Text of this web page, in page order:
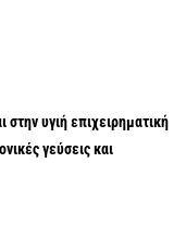
υγιή επιχειρηματική
γεύσεις και